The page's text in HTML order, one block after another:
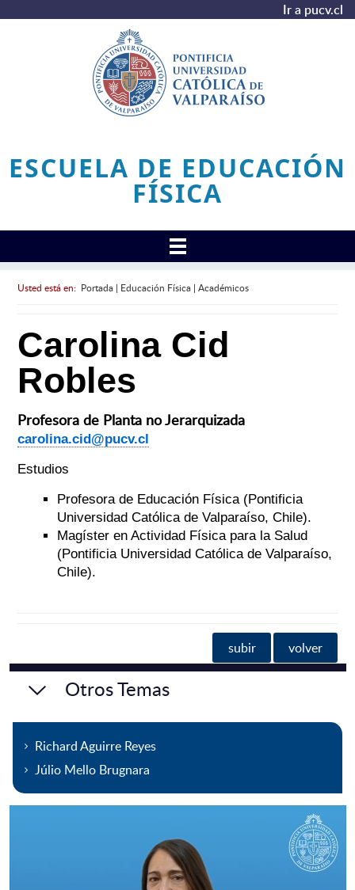
Ir a pucv.cl
ESCUELA DE EDUCACIÓN
FÍSICA
Usted está en: Portada| Educación Física| Académicos
Carolina Cid
Robles
Profesora de Planta no Jerarquizada
carolina.cid@pucv.cl
Estudios
Profesora de Educación Física (Pontificia
Universidad Católica de Valparaíso, Chile).
Magíster en Actividad Física para la Salud
(Pontificia Universidad Católica de Valparaíso,
Chile).
subir volver
Otros Temas
Richard Aguirre Reyes
Júlio Mello Brugnara